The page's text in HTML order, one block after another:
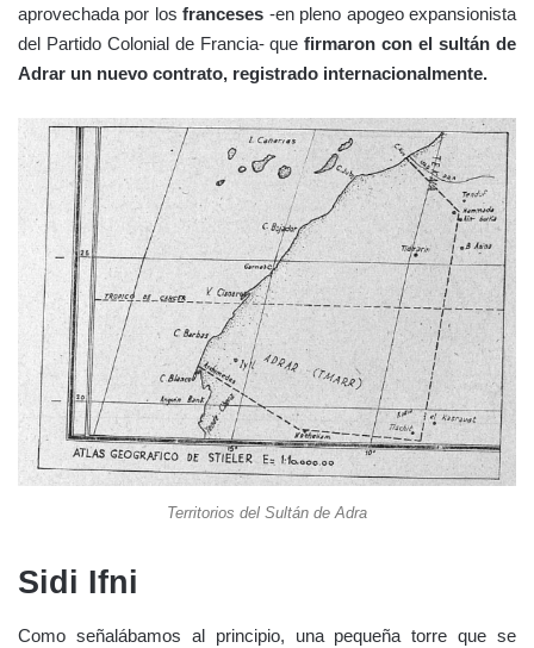
aprovechada por losfranceses -en pleno apogeo expansionista
del Partido Colonial de Francia- que firmaron con el sultán de
Adrar un nuevo contrato, registrado internacionalmente.
Territorios del Sultán de Adra
Sidi Ifni
Como señalábamos al principio, una pequeña torre que se